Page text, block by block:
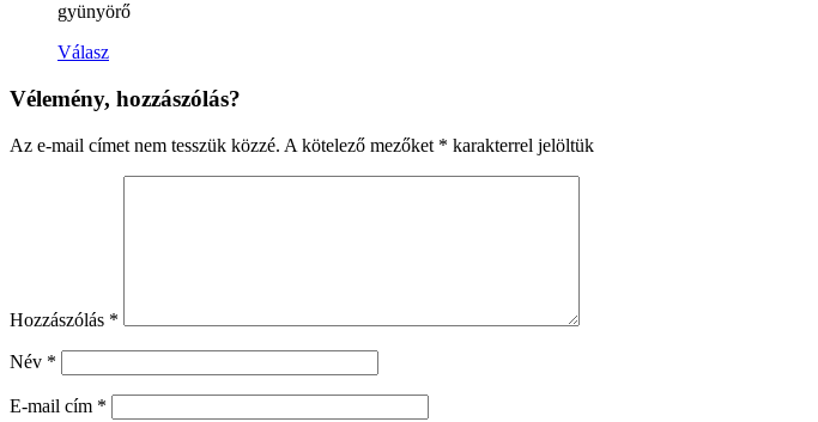
gyünyörő
Válasz
Vélemény, hozzászólás?
Az e-mail címet nem tesszük közzé. A kötelező mezőket * karakterrel jelöltük
Hozzászólás *
Név *
E-mail cím *